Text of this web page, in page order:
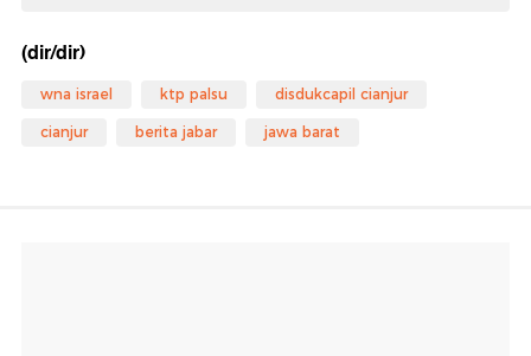
(dir/dir)
wna israel ktp palsu disdukcapil cianjur
cianjur berita jabar jawa barat